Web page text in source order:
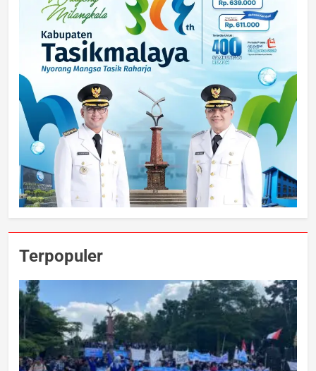
Terpopuler